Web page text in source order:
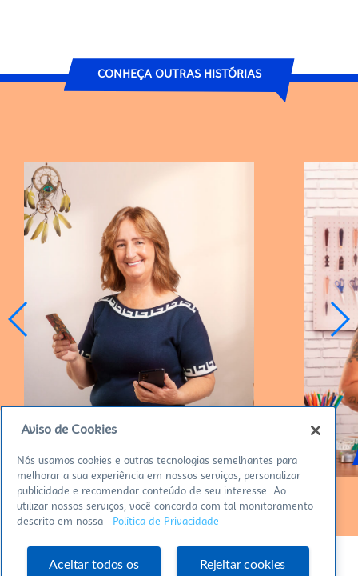
CONHEÇA OUTRAS HISTÓRIAS
Aviso de Cookies
Nós usamos cookies e outras tecnologias semelhantes para
melhorar a sua experiência em nossos serviços, personalizar
publicidade e recomendar conteúdo de seu interesse. Ao
utilizar nossos serviços, você concorda com tal monitoramento
descrito em nossa
Política de Privacidade
Aceitar todos os Rejeitar cookies